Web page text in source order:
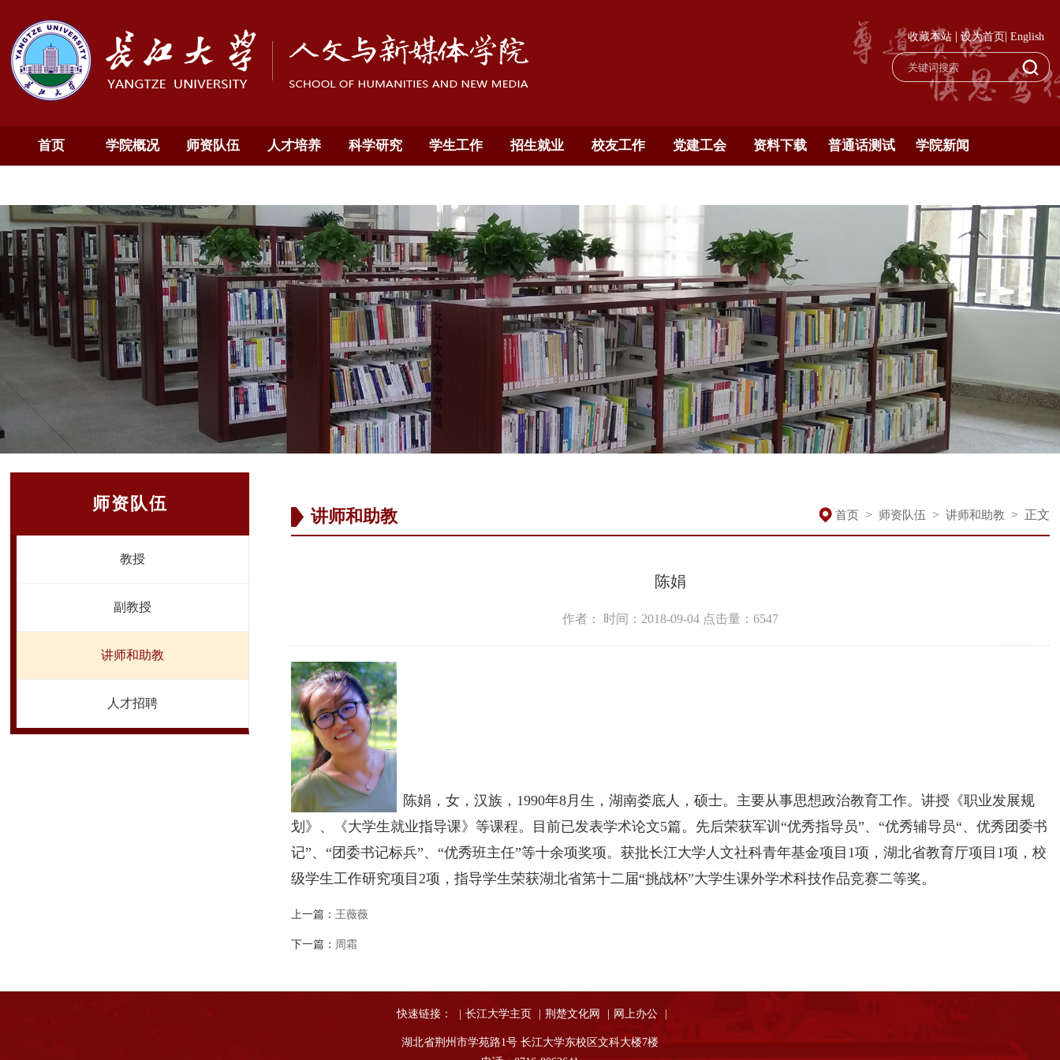
收藏本站|设为首页| English
首页 学院概况 师资队伍 人才培养 科学研究 学生工作 招生就业 校友工作 党建工会 资料下载 普通话测试 学院新闻
师资队伍
教授
副教授
讲师和助教
人才招聘
讲师和助教 首页 > 师资队伍 > 讲师和助教 > 正文
陈娟
作者： 时间：2018-09-04 点击量： 6547
陈娟，女，汉族，1990年8月生，湖南娄底人，硕士。主要从事思想政治教育工作。讲授《职业发展规
划》、《大学生就业指导课》等课程。目前已发表学术论文5篇。先后荣获军训“优秀指导员”、“优秀辅导员“、优秀团委书
记”、“团委书记标兵”、“优秀班主任”等十余项奖项。获批长江大学人文社科青年基金项目1项，湖北省教育厅项目1项，校
级学生工作研究项目2项，指导学生荣获湖北省第十二届“挑战杯”大学生课外学术科技作品竞赛二等奖。
上一篇： 王薇薇
下一篇： 周霜
快速链接： 长江大学主页 荆楚文化网 网上办公
湖北省荆州市学苑路1号 长江大学东校区文科大楼7楼